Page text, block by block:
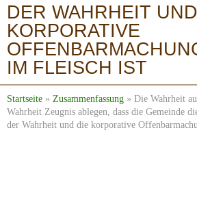
DER WAHRHEIT
KORPORATIVE
IM FLEISCH IST
Startseite » Zusammenfassung » Die Wahrheit
Wahrheit Zeugnis ablegen, dass die Gemeinde
der Wahrheit und die korporative